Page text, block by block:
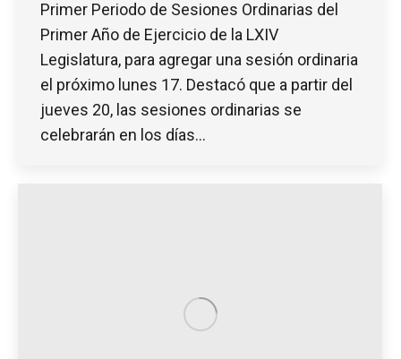
Primer Periodo de Sesiones Ordinarias del
Primer Año de Ejercicio de la LXIV
Legislatura, para agregar una sesión ordinaria
el próximo lunes 17. Destacó que a partir del
jueves 20, las sesiones ordinarias se
celebrarán en los días…